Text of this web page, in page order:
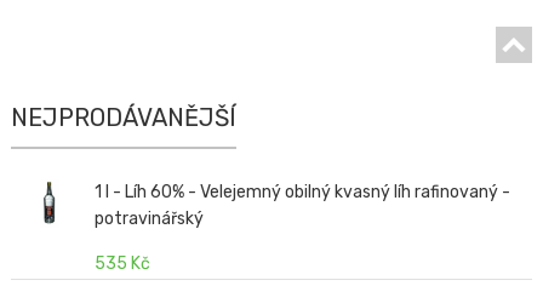
NEJPRODÁVANĚJŠÍ
1 l - Líh 60% - Velejemný obilný kvasný líh rafinovaný -
potravinářský
535 Kč